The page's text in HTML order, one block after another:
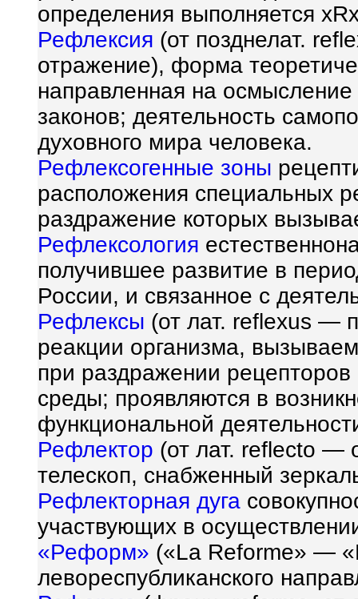
определения выполняется
Рефлексия (от позднелат.
отражение), форма
направленная на
законов; деятельность
духовного мира человека.
Рефлексогенные зоны
расположения специальных
раздражение которых
Рефлексология
получившее развитие в
России, и связанное с
Рефлексы (от лат. reflexus —
реакции организма,
при раздражении
среды; проявляются в
функциональной
Рефлектор (от лат. reflecto —
телескоп, снабженный
Рефлекторная дуга
участвующих в
«Реформ» («La Reforme» —
левореспубликанского